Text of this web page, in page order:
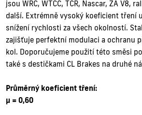
jsou WRC, WTCC, TCR, Nascar, ZA V8,
další. Extrémně vysoký koeficient tření
snížení rychlosti za všech okolností.
zajišťuje perfektní modulaci a ochranu
kol. Doporučujeme použití této směsi
také s destičkami CL Brakes na druhé
Průměrný koeficient tření:
µ = 0,60